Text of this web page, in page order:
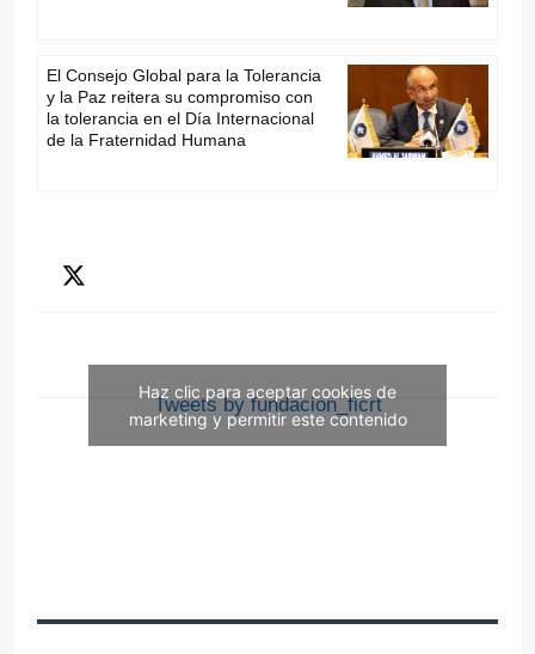
El Consejo Global para la Tolerancia
y la Paz reitera su compromiso con
la tolerancia en el Día Internacional
de la Fraternidad Humana
Tweets by fundacion_ficrt
Haz clic para aceptar cookies de
marketing y permitir este contenido